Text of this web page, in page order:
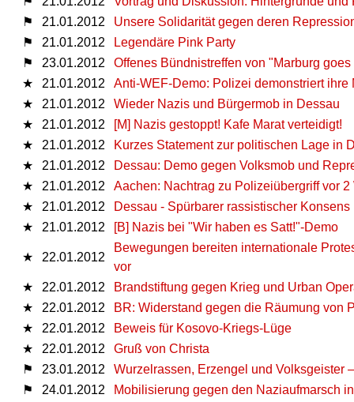
⚑
21.01.2012
Unsere Solidarität gegen deren
⚑
21.01.2012
Legendäre Pink Party
⚑
23.01.2012
Offenes Bündnistreffen von "Marburg
★
21.01.2012
Anti-WEF-Demo: Polizei demonstriert ihre
★
21.01.2012
Wieder Nazis und Bürgermob in Dessau
★
21.01.2012
[M] Nazis gestoppt! Kafe Marat verteidigt!
★
21.01.2012
Kurzes Statement zur politischen Lage in
★
21.01.2012
Dessau: Demo gegen Volksmob und
★
21.01.2012
Aachen: Nachtrag zu Polizeiübergriff vor 2
★
21.01.2012
Dessau - Spürbarer rassistischer Konsens
★
21.01.2012 [B] Nazis bei "Wir haben es Satt!"-Demo
★ 22.01.2012
Bewegungen bereiten internationale
vor
★
22.01.2012
Brandstiftung gegen Krieg und Urban
★
22.01.2012
BR: Widerstand gegen die Räumung von
★
22.01.2012
Beweis für Kosovo-Kriegs-Lüge
★
22.01.2012
Gruß von Christa
⚑
23.01.2012
Wurzelrassen, Erzengel und Volksgeister
⚑
24.01.2012
Mobilisierung gegen den Naziaufmarsch